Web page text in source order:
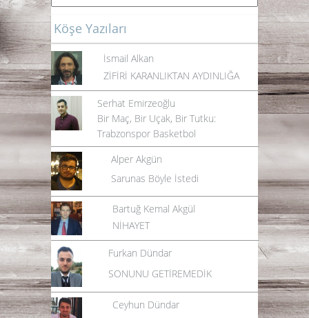
Köşe Yazıları
İsmail Alkan
ZİFİRİ KARANLIKTAN AYDINLIĞA
Serhat Emirzeoğlu
Bir Maç, Bir Uçak, Bir Tutku:
Trabzonspor Basketbol
Alper Akgün
Sarunas Böyle İstedi
Bartuğ Kemal Akgül
NİHAYET
Furkan Dündar
SONUNU GETİREMEDİK
Ceyhun Dündar